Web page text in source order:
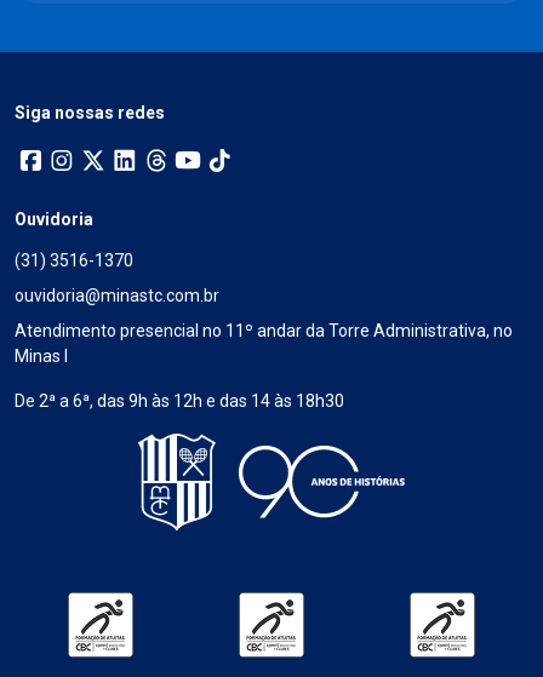
Siga nossas redes
Ouvidoria
(31) 3516-1370
ouvidoria@minastc.com.br
Atendimento presencial no 11º andar da Torre Administrativa, no
Minas I
De 2ª a 6ª, das 9h às 12h e das 14 às 18h30